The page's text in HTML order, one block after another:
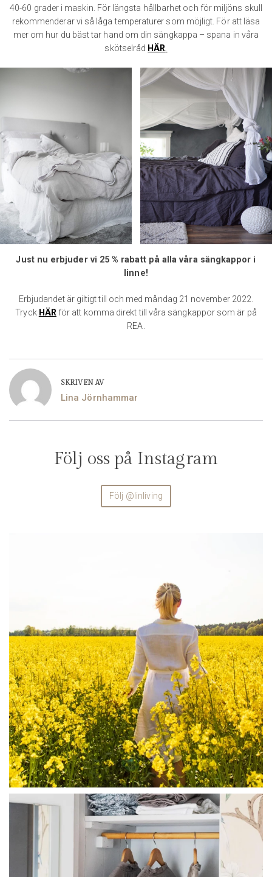
40-60 grader i maskin. För längsta hållbarhet och för miljöns skull
rekommenderar vi så låga temperaturer som möjligt. För att läsa
mer om hur du bäst tar hand om din sängkappa – spana in våra
skötselråd HÄR
Just nu erbjuder vi 25 % rabatt på alla våra sängkappor i
linne!
Erbjudandet är giltigt till och med måndag 21 november 2022.
Tryck HÄRför att komma direkt till våra sängkappor som är på
REA.
SKRIVEN AV
Lina Jörnhammar
Följ oss på Instagram
Följ @linliving
linliving
Jul 23